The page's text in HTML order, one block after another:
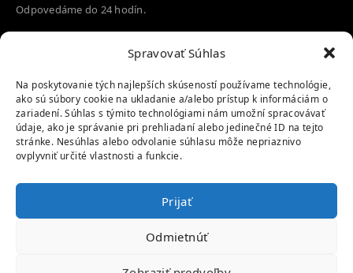
Spravovať Súhlas
Na poskytovanie tých najlepších skúseností používame technológie,
ako sú súbory cookie na ukladanie a/alebo prístup k informáciám o
zariadení. Súhlas s týmito technológiami nám umožní spracovávať
údaje, ako je správanie pri prehliadaní alebo jedinečné ID na tejto
stránke. Nesúhlas alebo odvolanie súhlasu môže nepriaznivo
ovplyvniť určité vlastnosti a funkcie.
Prijať
Odmietnúť
Odpovedáme do 24 hodín.
4,8
Platby